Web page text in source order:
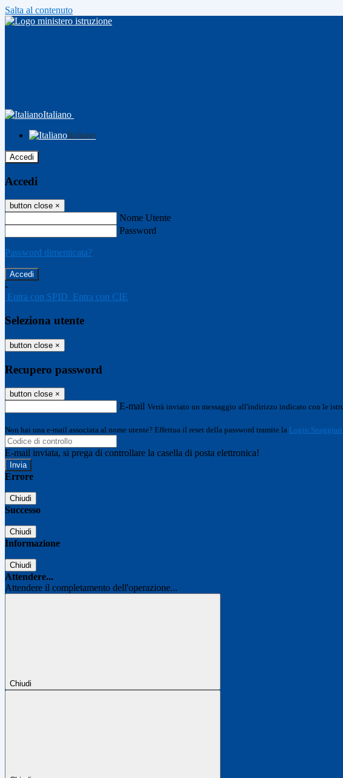
Salta al contenuto
Italiano
Italiano
Accedi
Accedi
button close ×
Nome Utente
Password
Password dimenticata?
-
Entra con SPID Entra con CIE
Seleziona utente
button close ×
Recupero password
button close ×
E-mail Verrà inviato un messaggio all'indirizzo indicato con le
Non hai una e-mail associata al nome utente? Effettua il reset della password tramite la Login Spaggiari
E-mail inviata, si prega di controllare la casella di posta elettronica!
Errore
Chiudi
Successo
Chiudi
Informazione
Chiudi
Attendere...
Attendere il completamento dell'operazione...
Chiudi